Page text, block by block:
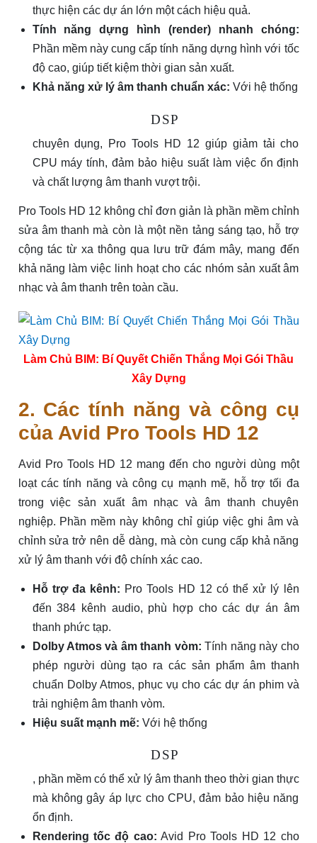
thực hiện các dự án lớn một cách hiệu quả.
Tính năng dựng hình (render) nhanh chóng:
Phần mềm này cung cấp tính năng dựng hình với tốc
độ cao, giúp tiết kiệm thời gian sản xuất.
Khả năng xử lý âm thanh chuẩn xác: Với hệ thống
DSP
chuyên dụng, Pro Tools HD 12 giúp giảm tải cho
CPU máy tính, đảm bảo hiệu suất làm việc ổn định
và chất lượng âm thanh vượt trội.
Pro Tools HD 12 không chỉ đơn giản là phần mềm chỉnh
sửa âm thanh mà còn là một nền tảng sáng tạo, hỗ trợ
cộng tác từ xa thông qua lưu trữ đám mây, mang đến
khả năng làm việc linh hoạt cho các nhóm sản xuất âm
nhạc và âm thanh trên toàn cầu.
Làm Chủ BIM: Bí Quyết Chiến Thắng Mọi Gói Thầu
Xây Dựng
2. Các tính năng và công cụ
của Avid Pro Tools HD 12
Avid Pro Tools HD 12 mang đến cho người dùng một
loạt các tính năng và công cụ mạnh mẽ, hỗ trợ tối đa
trong việc sản xuất âm nhạc và âm thanh chuyên
nghiệp. Phần mềm này không chỉ giúp việc ghi âm và
chỉnh sửa trở nên dễ dàng, mà còn cung cấp khả năng
xử lý âm thanh với độ chính xác cao.
Hỗ trợ đa kênh: Pro Tools HD 12 có thể xử lý lên
đến 384 kênh audio, phù hợp cho các dự án âm
thanh phức tạp.
Dolby Atmos và âm thanh vòm: Tính năng này cho
phép người dùng tạo ra các sản phẩm âm thanh
chuẩn Dolby Atmos, phục vụ cho các dự án phim và
trải nghiệm âm thanh vòm.
Hiệu suất mạnh mẽ: Với hệ thống
DSP
, phần mềm có thể xử lý âm thanh theo thời gian thực
mà không gây áp lực cho CPU, đảm bảo hiệu năng
ổn định.
Rendering tốc độ cao: Avid Pro Tools HD 12 cho